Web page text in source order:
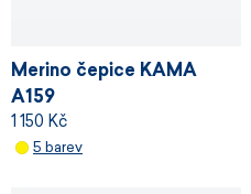
Merino čepice KAMA
A159
1 150 Kč
5 barev